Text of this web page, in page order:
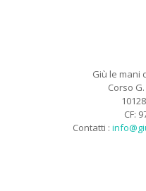
Giù le mani
Corso
CF:
Contatti :